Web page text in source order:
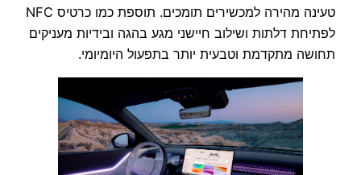
טעינה מהירה למכשירים תומכים. תוספת כמו כרטיס NFC
לפתיחת דלתות ושילוב חיישני מגע בהגה ובידיות מעניקים
תחושה מתקדמת וטבעית יותר בתפעול היומיומי.